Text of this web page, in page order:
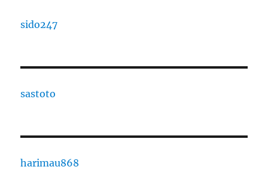
sido247
sastoto
harimau868